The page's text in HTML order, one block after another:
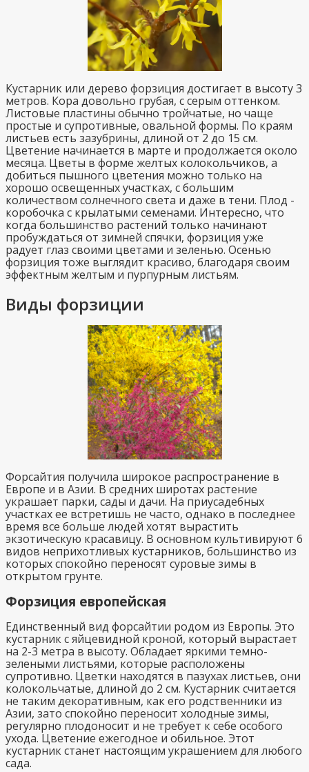
Кустарник или дерево форзиция достигает в высоту 3
метров. Кора довольно грубая, с серым оттенком.
Листовые пластины обычно тройчатые, но чаще
простые и супротивные, овальной формы. По краям
листьев есть зазубрины, длиной от 2 до 15 см.
Цветение начинается в марте и продолжается около
месяца. Цветы в форме желтых колокольчиков, а
добиться пышного цветения можно только на
хорошо освещенных участках, с большим
количеством солнечного света и даже в тени. Плод -
коробочка с крылатыми семенами. Интересно, что
когда большинство растений только начинают
пробуждаться от зимней спячки, форзиция уже
радует глаз своими цветами и зеленью. Осенью
форзиция тоже выглядит красиво, благодаря своим
эффектным желтым и пурпурным листьям.
Виды форзиции
Форсайтия получила широкое распространение в
Европе и в Азии. В средних широтах растение
украшает парки, сады и дачи. На приусадебных
участках ее встретишь не часто, однако в последнее
время все больше людей хотят вырастить
экзотическую красавицу. В основном культивируют 6
видов неприхотливых кустарников, большинство из
которых спокойно переносят суровые зимы в
открытом грунте.
Форзиция европейская
Единственный вид форсайтии родом из Европы. Это
кустарник с яйцевидной кроной, который вырастает
на 2-3 метра в высоту. Обладает яркими темно-
зелеными листьями, которые расположены
супротивно. Цветки находятся в пазухах листьев, они
колокольчатые, длиной до 2 см. Кустарник считается
не таким декоративным, как его родственники из
Азии, зато спокойно переносит холодные зимы,
регулярно плодоносит и не требует к себе особого
ухода. Цветение ежегодное и обильное. Этот
кустарник станет настоящим украшением для любого
сада.